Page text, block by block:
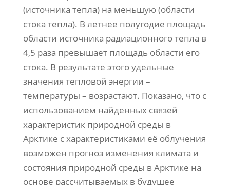
(источника тепла) на меньшую (области
стока тепла). В летнее полугодие площадь
области источника радиационного тепла в
4,5 раза превышает площадь области его
стока. В результате этого удельные
значения тепловой энергии –
температуры – возрастают. Показано, что с
использованием найденных связей
характеристик природной среды в
Арктике с характеристиками её облучения
возможен прогноз изменения климата и
состояния природной среды в Арктике на
основе рассчитываемых в будущее